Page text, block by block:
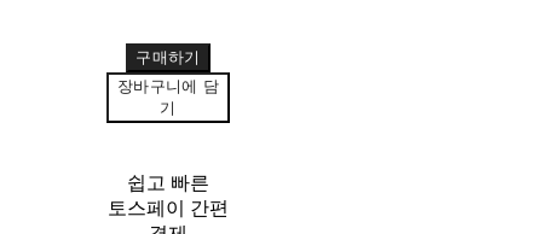
구매하기
장바구니에 담
기
쉽고 빠른
토스페이 간편